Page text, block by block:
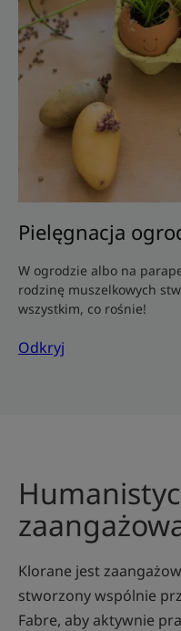
Pielęgnacja
W ogrodzie albo na
rodzinę muszelkowych
wszystkim, co rośnie!
Odkryj
Klorane jest
stworzony wspólnie
Fabre, aby aktywnie